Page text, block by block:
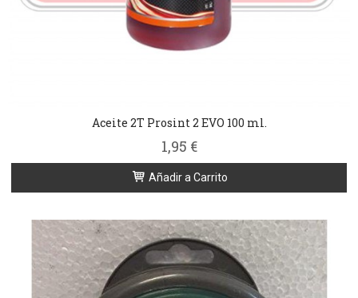
Aceite 2T Prosint 2 EVO 100 ml.
1,95 €
Añadir a Carrito